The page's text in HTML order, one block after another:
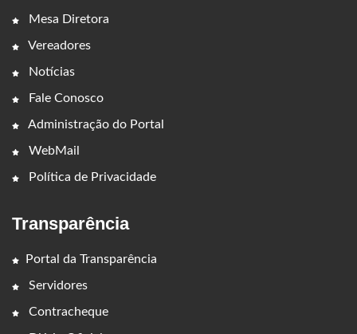
Mesa Diretora
Vereadores
Notícias
Fale Conosco
Administração do Portal
WebMail
Política de Privacidade
Transparência
Portal da Transparência
Servidores
Contracheque